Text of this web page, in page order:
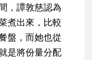
，譚敦慈認為
煮出來，比較
盤，而她也從
是將份量分配